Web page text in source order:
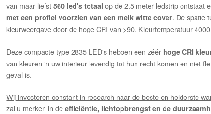
van maar liefst560 led's totaal op de 2.5 meter ledstrip ontstaat
met een profiel voorzien van een melk witte cover. De spatie
kleurweergave door de hoge CRI van >90. Kleurtemperatuur
Deze compacte type 2835 LED's hebben een zéér hoge CRI
van kleuren in uw interieur levendig tot hun recht komen en niet
geval is.
Wij investeren constant in research naar de beste en helderste
zal u merken in de efficiëntie, lichtopbrengst en de